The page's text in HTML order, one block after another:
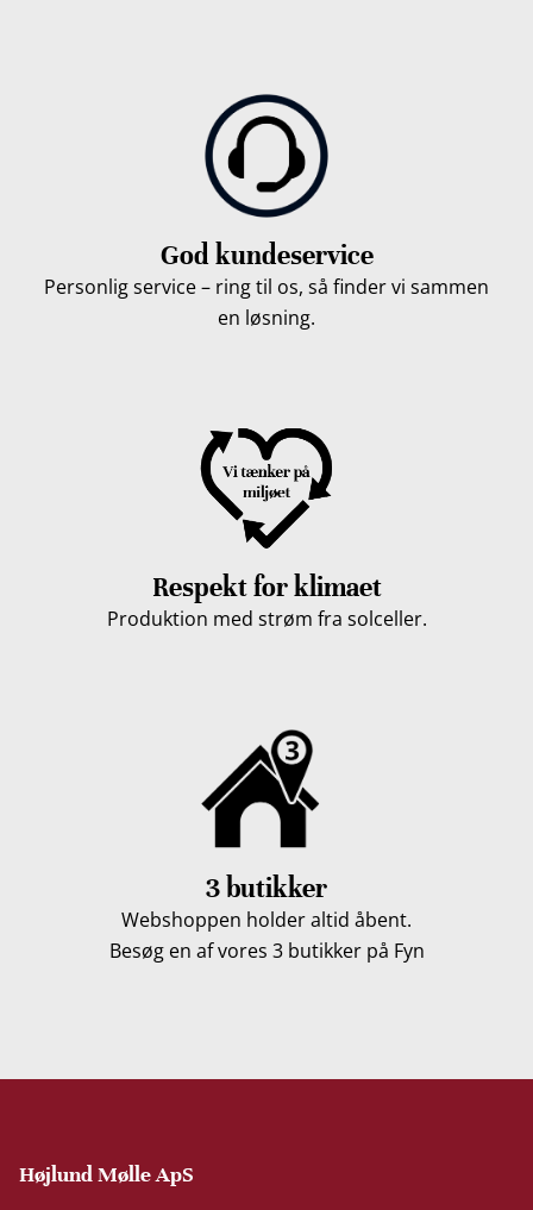
God kundeservice
Personlig service – ring til os, så finder vi sammen
en løsning.
Respekt for klimaet
Produktion med strøm fra solceller.
3 butikker
Webshoppen holder altid åbent.
Besøg en af vores 3 butikker på Fyn
Højlund Mølle ApS